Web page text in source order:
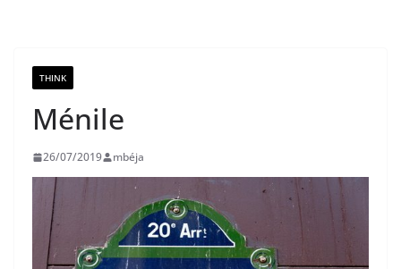
THINK
Ménile
26/07/2019 mbéja